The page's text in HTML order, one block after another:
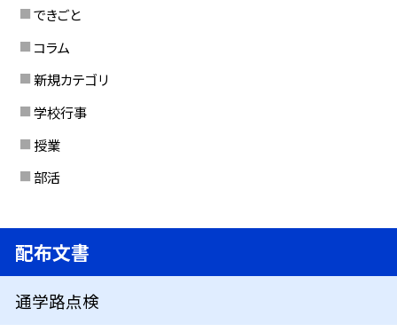
できごと
コラム
新規カテゴリ
学校行事
授業
部活
配布文書
通学路点検